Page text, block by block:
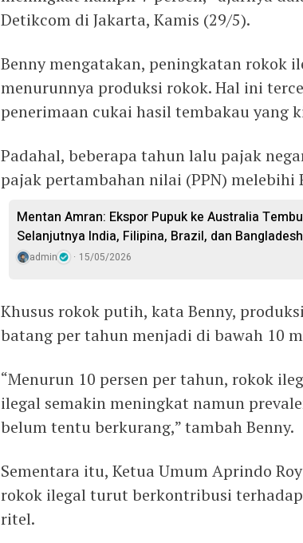
Detikcom di Jakarta, Kamis (29/5).
Benny mengatakan, peningkatan rokok
menurunnya produksi rokok. Hal ini
penerimaan cukai hasil tembakau yang
Padahal, beberapa tahun lalu pajak
pajak pertambahan nilai (PPN) melebihi
Mentan Amran: Ekspor Pupuk ke Australia
Selanjutnya India, Filipina, Brazil, dan Bangladesh
admin 15/05/2026
Khusus rokok putih, kata Benny,
batang per tahun menjadi di bawah 10
“Menurun 10 persen per tahun, rokok
ilegal semakin meningkat namun
belum tentu berkurang,” tambah Benny.
Sementara itu, Ketua Umum Aprindo
rokok ilegal turut berkontribusi
ritel.